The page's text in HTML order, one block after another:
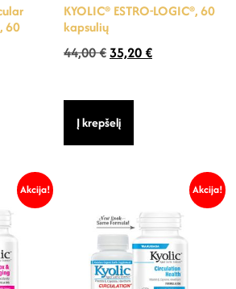
60
KYOLIC® ESTRO-LOGIC®, 60
kapsulių
44,00€35,20€
Į krepšelį
Akcija! Akcija!